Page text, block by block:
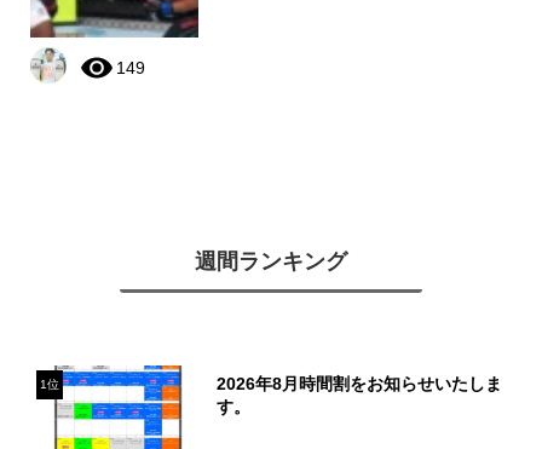
149
週間ランキング
1位
2026年8月時間割をお知らせいたしま
す。